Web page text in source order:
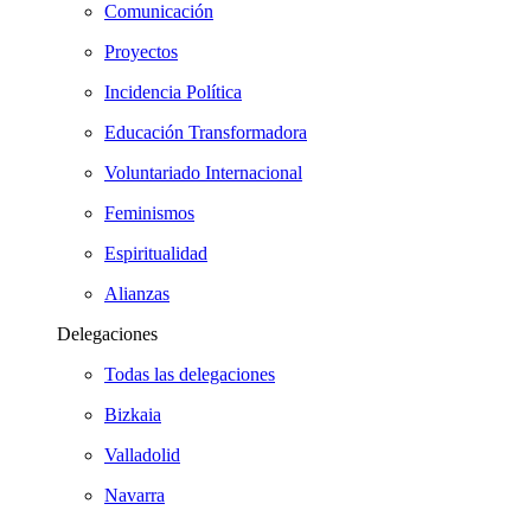
Comunicación
Proyectos
Incidencia Política
Educación Transformadora
Voluntariado Internacional
Feminismos
Espiritualidad
Alianzas
Delegaciones
Todas las delegaciones
Bizkaia
Valladolid
Navarra